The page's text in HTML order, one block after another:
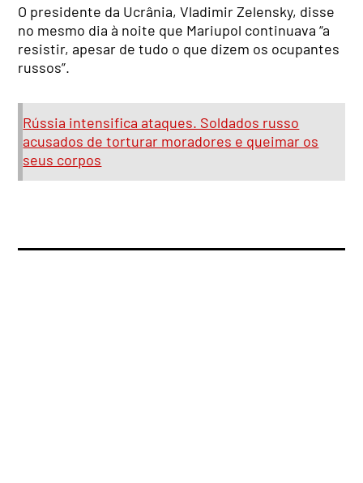
O presidente da Ucrânia, Vladimir Zelensky, disse
no mesmo dia à noite que Mariupol continuava “a
resistir, apesar de tudo o que dizem os ocupantes
russos”.
Rússia intensifica ataques. Soldados russo
acusados de torturar moradores e queimar os
seus corpos